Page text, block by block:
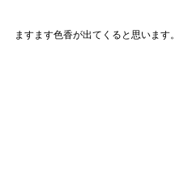
ますます色香が出てくると思います。